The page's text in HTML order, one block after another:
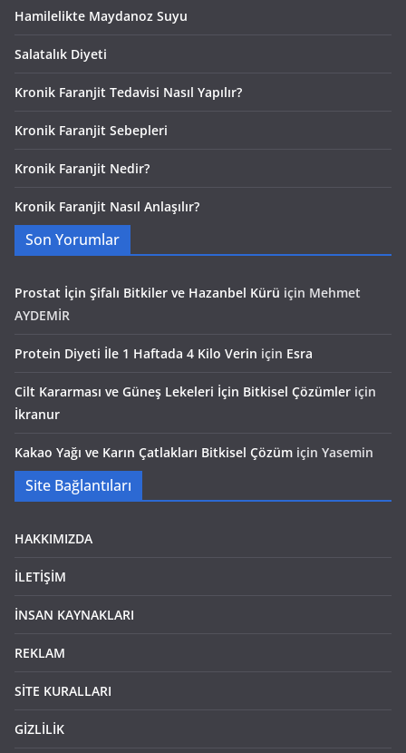
Hamilelikte Maydanoz Suyu
Salatalık Diyeti
Kronik Faranjit Tedavisi Nasıl Yapılır?
Kronik Faranjit Sebepleri
Kronik Faranjit Nedir?
Kronik Faranjit Nasıl Anlaşılır?
Son Yorumlar
Prostat İçin Şifalı Bitkiler ve Hazanbel Kürü için Mehmet
AYDEMİR
Protein Diyeti İle 1 Haftada 4 Kilo Verin için Esra
Cilt Kararması ve Güneş Lekeleri İçin Bitkisel Çözümler için
İkranur
Kakao Yağı ve Karın Çatlakları Bitkisel Çözüm için Yasemin
Site Bağlantıları
HAKKIMIZDA
İLETİŞİM
İNSAN KAYNAKLARI
REKLAM
SİTE KURALLARI
GİZLİLİK